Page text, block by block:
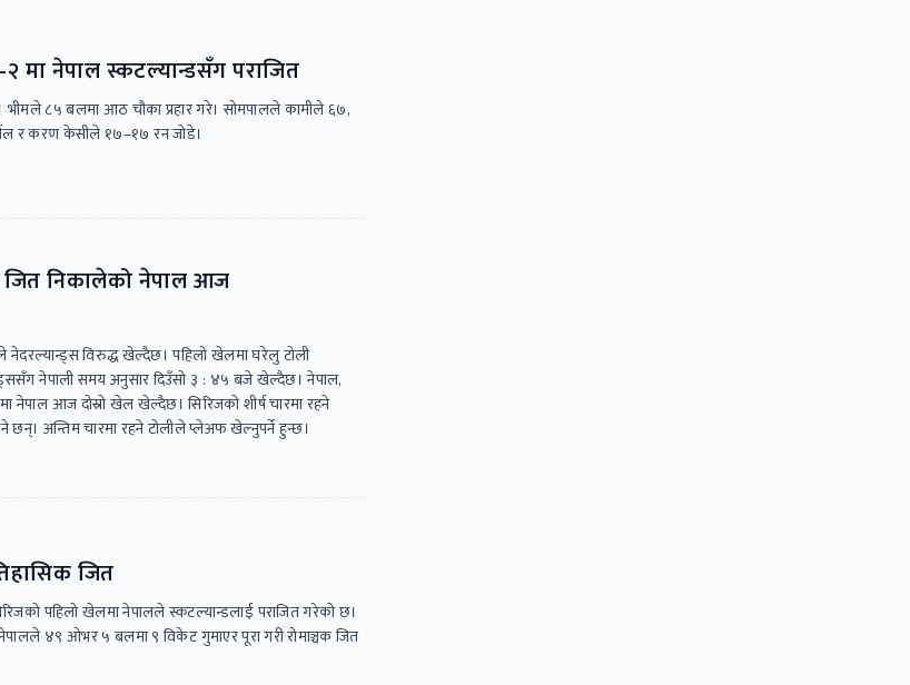
मा नेपाल स्कटल्यान्डसँग पराजित
८५ बलमा आठ चौका प्रहार गरे। सोमपालले कामीले ६७,
र करण केसीले १७–१७ रन जोडे।
जित निकालेको नेपाल आज
विरुद्ध खेल्दैछ। पहिलो खेलमा घरेलु टोली
नेपाली समय अनुसार दिउँसो ३ : ४५ बजे खेल्दैछ। नेपाल,
नेपाल आज दोस्रो खेल खेल्दैछ। सिरिजको शीर्ष चारमा रहने
छन्। अन्तिम चारमा रहने टोलीले प्लेअफ खेल्नुपर्ने हुन्छ।
जित
पहिलो खेलमा नेपालले स्कटल्यान्डलाई पराजित गरेको छ।
४९ ओभर ५ बलमा ९ विकेट गुमाएर पूरा गरी रोमाञ्चक जित